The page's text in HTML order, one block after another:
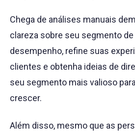
Chega de análises manuais
clareza sobre seu segmento
desempenho, refine suas
clientes e obtenha ideias de
seu segmento mais valioso
crescer.
Além disso, mesmo que as